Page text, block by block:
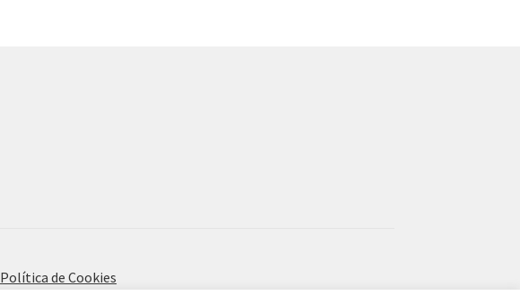
Política de Cookies